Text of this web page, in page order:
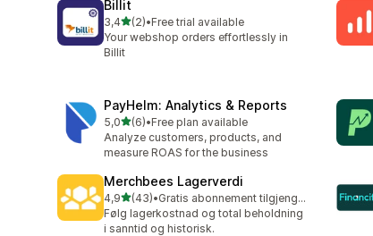
Billit
3,4av 5 stjerner
(2)
Totalt 2 omtaler
•Free trial available
Your webshop orders effortlessly in
Billit
PayHelm: Analytics & Reports
5,0av 5 stjerner
(6)
Totalt 6 omtaler
•Free plan available
Analyze customers, products, and
measure ROAS for the business
Merchbees Lagerverdi
4,9av 5 stjerner
(43)
Totalt 43 omtaler
•
Gratis abonnement tilgjengelig
Følg lagerkostnad og total beholdning
i sanntid og historisk.